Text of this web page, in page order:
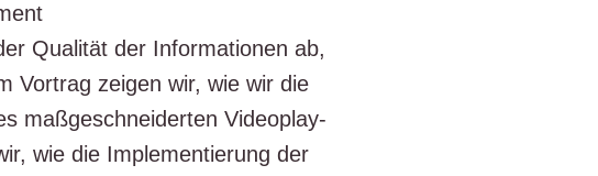
Qua­li­tät der Infor­ma­tio­nen ab,
Vor­trag zei­gen wir, wie wir die
maß­ge­schnei­der­ten Video­play­
wie die Imple­men­tie­rung der